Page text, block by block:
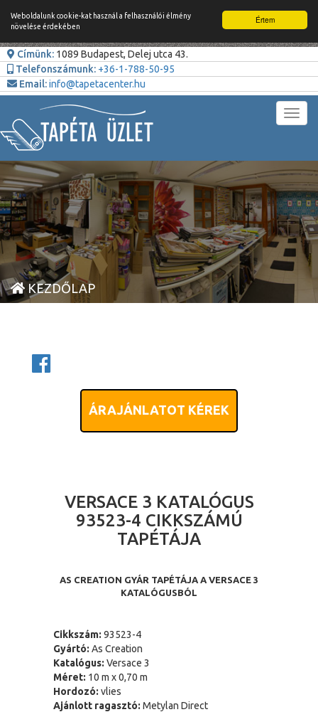
Értem
Weboldalunk cookie-kat használ a felhasználói élmény
növelése érdekében
Címünk: 1089 Budapest, Delej utca 43.
Telefonszámunk: +36-1-788-50-95
Email:info@tapetacenter.hu
KEZDŐLAP
ÁRAJÁNLATOT KÉREK
VERSACE 3 KATALÓGUS
93523-4 CIKKSZÁMÚ
TAPÉTÁJA
AS CREATION GYÁR TAPÉTÁJA A VERSACE 3
KATALÓGUSBÓL
Cikkszám: 93523-4
Gyártó: As Creation
Katalógus: Versace 3
Méret: 10 m x 0,70 m
Hordozó: vlies
Ajánlott ragasztó: Metylan Direct